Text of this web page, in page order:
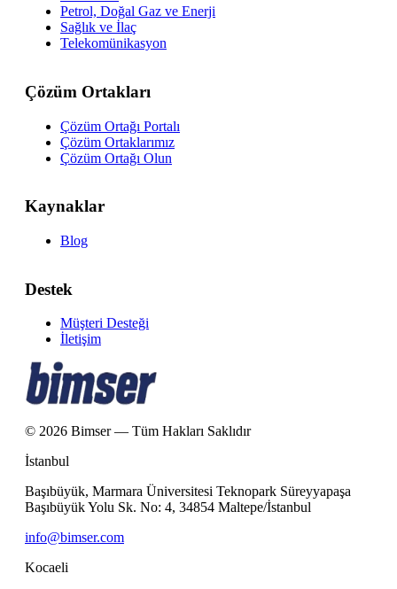
Petrol, Doğal Gaz ve Enerji
Sağlık ve İlaç
Telekomünikasyon
Çözüm Ortakları
Çözüm Ortağı Portalı
Çözüm Ortaklarımız
Çözüm Ortağı Olun
Kaynaklar
Blog
Destek
Müşteri Desteği
İletişim
© 2026 Bimser — Tüm Hakları Saklıdır
İstanbul
Başıbüyük, Marmara Üniversitesi Teknopark Süreyyapaşa
Başıbüyük Yolu Sk. No: 4, 34854 Maltepe/İstanbul
info@bimser.com
Kocaeli